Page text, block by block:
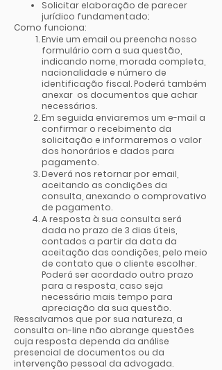
Solicitar elaboração de parecer
jurídico fundamentado;
Como funciona:
Envie um email ou preencha nosso
formulário com a sua questão,
indicando nome, morada completa,
nacionalidade e número de
identificação fiscal. Poderá também
anexar os documentos que achar
necessários.
Em seguida enviaremos um e-mail a
confirmar o recebimento da
solicitação e informaremos o valor
dos honorários e dados para
pagamento.
Deverá nos retornar por email,
aceitando as condições da
consulta, anexando o comprovativo
de pagamento.
A resposta à sua consulta será
dada no prazo de 3 dias úteis,
contados a partir da data da
aceitação das condições, pelo meio
de contato que o cliente escolher.
Poderá ser acordado outro prazo
para a resposta, caso seja
necessário mais tempo para
apreciação da sua questão.
Ressalvamos que por sua natureza, a
consulta on-line não abrange questões
cuja resposta dependa da análise
presencial de documentos ou da
intervenção pessoal da advogada.